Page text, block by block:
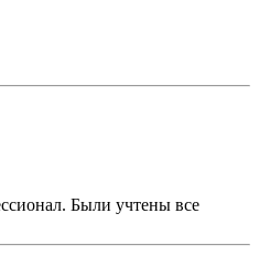
Были учтены все